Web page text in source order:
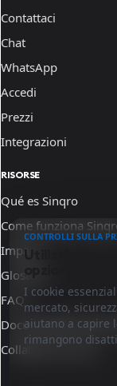
Contattaci
Chat
WhatsApp
Accedi
Prezzi
Integrazioni
RISORSE
Qué es Sinqro
Come funziona
Impara
Glosario
FAQ
Documentazione
Collabora con noi
CONTROLLI SULLA
Utilizziamo
I cookie
mercato,
aiutano a capire
rimangono